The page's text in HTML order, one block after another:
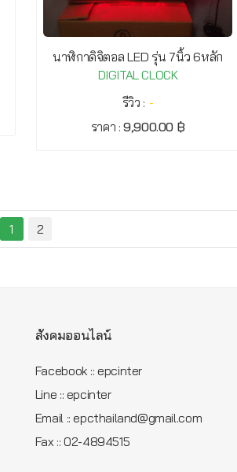
นาฬิกาดิจิตอล LED รุ่น 7นิ้ว 6หลัก
DIGITAL CLOCK
รีวิว : -
ราคา :9,900.00 ฿
1 2
สังคมออนไลน์
Facebook :: epcinter
Line :: epcinter
Email :: epcthailand@gmail.com
Fax :: 02-4894515